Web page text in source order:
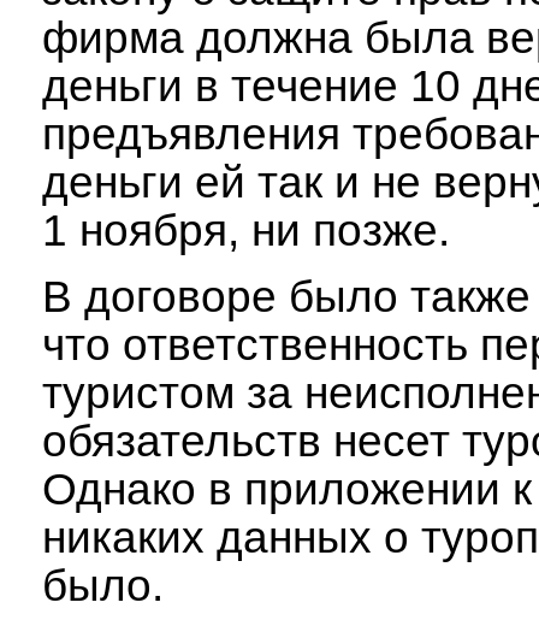
фирма должна была
деньги в течение 10
предъявления
деньги ей так и не
1 ноября, ни позже.
В договоре было
что ответственность
туристом за
обязательств несет
Однако в приложении к
никаких данных о
было.